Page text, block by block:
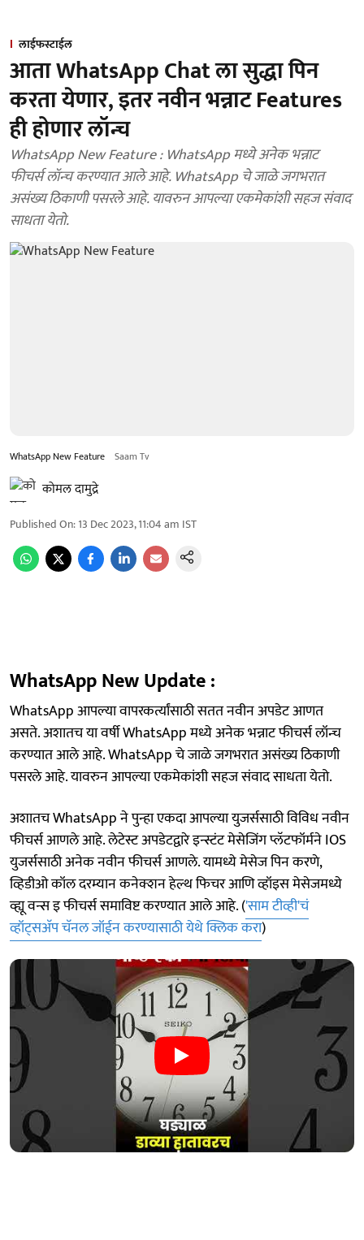
लाईफस्टाईल
आता WhatsApp Chat ला सुद्धा पिन
करता येणार, इतर नवीन भन्नाट Features
ही होणार लॉन्च
WhatsApp New Feature : WhatsApp मध्ये अनेक भन्नाट
फीचर्स लॉन्च करण्यात आले आहे. WhatsApp चे जाळे जगभरात
असंख्य ठिकाणी पसरले आहे. यावरुन आपल्या एकमेकांशी सहज संवाद
साधता येतो.
WhatsApp New Feature Saam Tv
कोमल दामुद्रे
Published On:13 Dec 2023, 11:04 am IST
WhatsApp New Update :
WhatsApp आपल्या वापरकर्त्यांसाठी सतत नवीन अपडेट आणत
असते. अशातच या वर्षी WhatsApp मध्ये अनेक भन्नाट फीचर्स लॉन्च
करण्यात आले आहे. WhatsApp चे जाळे जगभरात असंख्य ठिकाणी
पसरले आहे. यावरुन आपल्या एकमेकांशी सहज संवाद साधता येतो.
अशातच WhatsApp ने पुन्हा एकदा आपल्या युजर्ससाठी विविध नवीन
फीचर्स आणले आहे. लेटेस्ट अपडेटद्वारे इन्स्टंट मेसेजिंग प्लॅटफॉर्मने IOS
युजर्ससाठी अनेक नवीन फीचर्स आणले. यामध्ये मेसेज पिन करणे,
व्हिडीओ कॉल दरम्यान कनेक्शन हेल्थ फिचर आणि व्हॉइस मेसेजमध्ये
व्ह्यू वन्स इ फीचर्स समाविष्ट करण्यात आले आहे. ('साम टीव्ही'चं
व्हॉट्सअ‍ॅप चॅनल जॉईन करण्यासाठी येथे क्लिक करा)